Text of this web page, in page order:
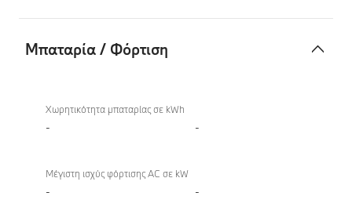
Μπαταρία / Φόρτιση
Φόρτιση
Χωρητικότητα μπαταρίας σε kWh
- -
Μέγιστη ισχύς φόρτισης AC σε kW
- -